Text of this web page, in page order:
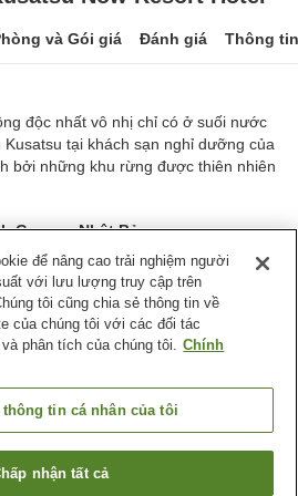
và Gói giá Đánh giá Thông
độc nhất vô nhị chỉ có ở suối nước
tại khách sạn nghỉ dưỡng của
bởi những khu rừng được thiên nhiên
Gunma, Nhật Bản
1,154lượt
Bể sục
Spa / Salon
Tỉnh Gunma
Hotel
phòng trống
để nâng cao trải nghiệm người
với lưu lượng truy cập trên
tôi cũng chia sẻ thông tin về
của chúng tôi với các đối tác
phân tích của chúng tôi. Chính
thông tin cá nhân của tôi
nhận tất cả